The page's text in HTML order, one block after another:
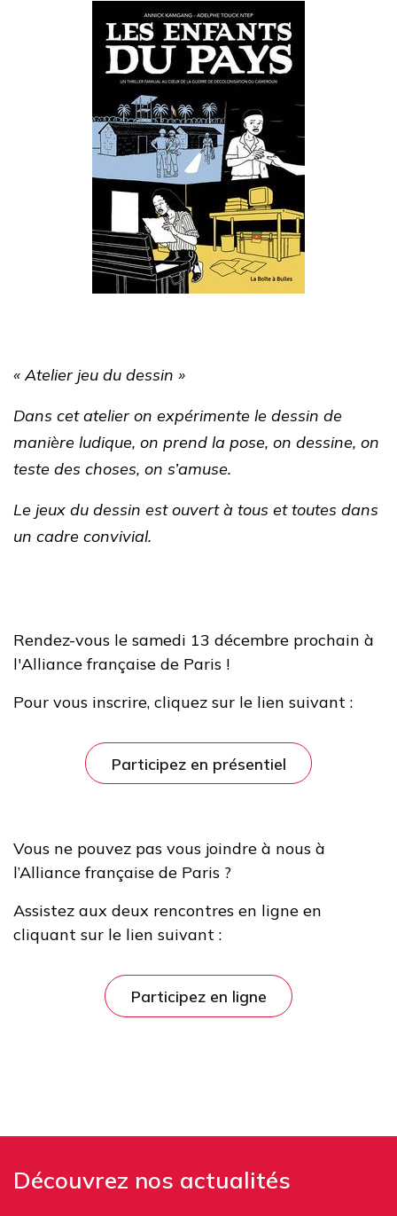
« Atelier jeu du dessin »
Dans cet atelier on expérimente le dessin de
manière ludique, on prend la pose, on dessine, on
teste des choses, on s’amuse.
Le jeux du dessin est ouvert à tous et toutes dans
un cadre convivial.
Rendez-vous le samedi 13 décembre prochain à
l'Alliance française de Paris !
Pour vous inscrire, cliquez sur le lien suivant :
Participez en présentiel
Vous ne pouvez pas vous joindre à nous à
l’Alliance française de Paris ?
Assistez aux deux rencontres en ligne en
cliquant sur le lien suivant :
Participez en ligne
Découvrez nos actualités